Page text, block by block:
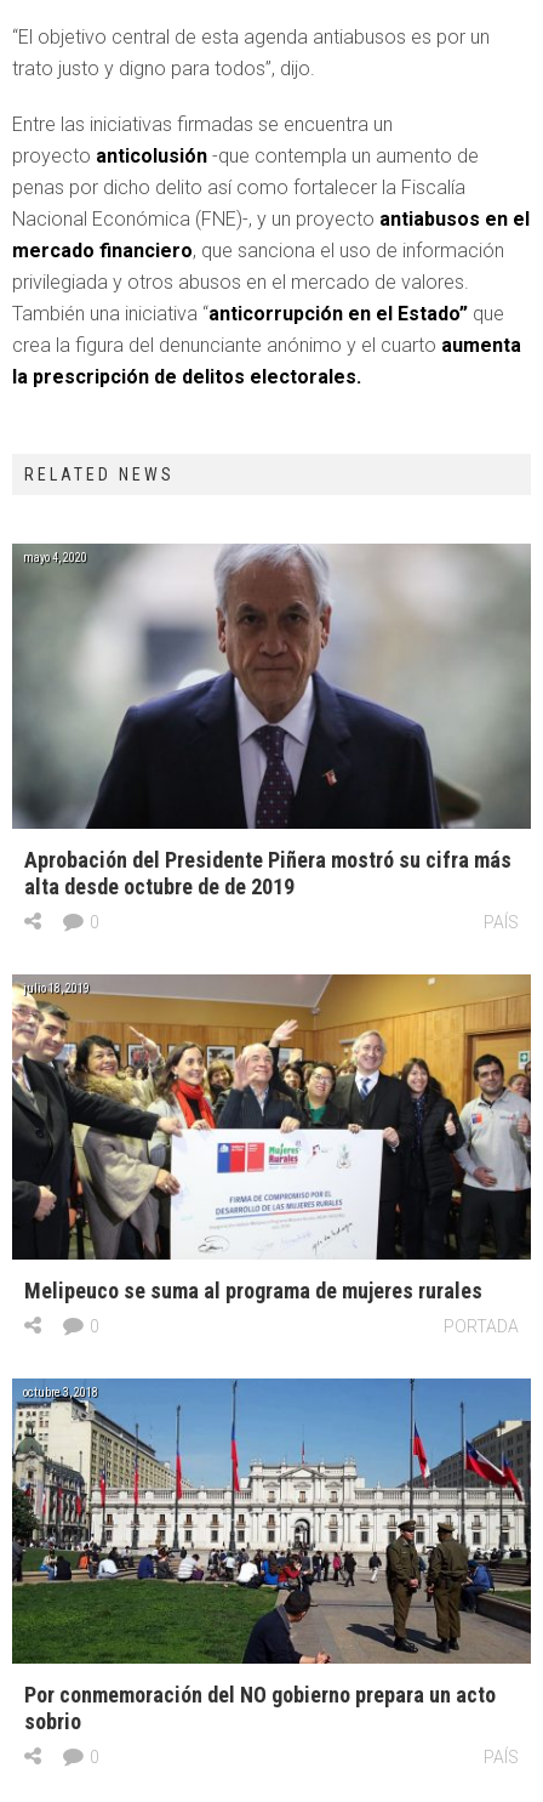
“El objetivo central de esta agenda antiabusos es por un
trato justo y digno para todos”, dijo.
Entre las iniciativas firmadas se encuentra un
proyecto anticolusión -que contempla un aumento de
penas por dicho delito así como fortalecer la Fiscalía
Nacional Económica (FNE)-, y un proyecto antiabusos en el
mercado financiero, que sanciona el uso de información
privilegiada y otros abusos en el mercado de valores.
También una iniciativa “anticorrupción en el Estado” que
crea la figura del denunciante anónimo y el cuarto aumenta
la prescripción de delitos electorales.
RELATED NEWS
mayo 4, 2020
Aprobación del Presidente Piñera mostró su cifra más
alta desde octubre de de 2019
PAÍS
0
julio 18, 2019
Melipeuco se suma al programa de mujeres rurales
PORTADA
0
octubre 3, 2018
Por conmemoración del NO gobierno prepara un acto
sobrio
PAÍS
0